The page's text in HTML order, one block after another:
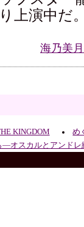
り上演中
海乃美
KINGDOM
め
―オスカルとアンド